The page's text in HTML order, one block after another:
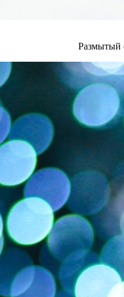
Размытый